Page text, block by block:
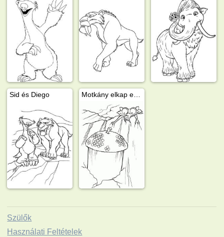
Sid és Diego
Szülők
Használati Feltételek